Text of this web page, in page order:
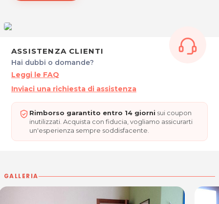
Massaggio sportivo
Massaggio Maori®.
Cristian Bressan ha affinato queste diverse tecniche di
italiane per massaggiatori professionali.
Ritrova il giusto benessere e concediti una piacevole
evasione grazie alla professionalità e all'esperienza di
Dal Lunedì al Venerdì su appuntamento.
ASSISTENZA CLIENTI
Hai dubbi o domande?
Leggi le FAQ
Inviaci una richiesta di assistenza
Rimborso garantito entro 14 giorni sui coupon
inutilizzati. Acquista con fiducia, vogliamo assicurarti
un'esperienza sempre soddisfacente.
GALLERIA